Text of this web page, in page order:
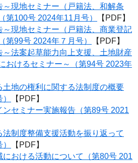
現地セミナー（戸籍法、和解条
第100号 2024年11月号）
【PDF】
現地セミナー（戸籍法、商業登記
第99号 2024年７月号）
【PDF】
法案起草能力向上支援、土地財産
おけるセミナー～（第94号 2023年
地の権利に関する法制度の概要
【PDF】
セミナー実施報告（第89号 2021
制度整備支援活動を振り返って
【PDF】
おける活動について（第80号 201